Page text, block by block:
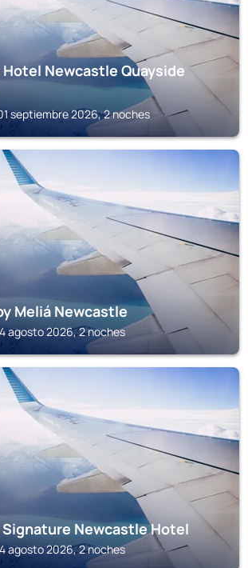
Newcastle Quayside
septiembre 2026, 2 noches
Meliá Newcastle
agosto 2026, 2 noches
Signature Newcastle Hotel
agosto 2026, 2 noches